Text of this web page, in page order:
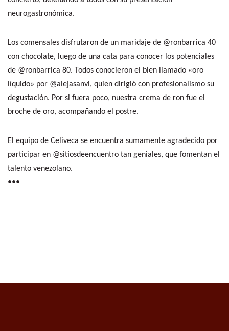
neurogastronómica.
Los comensales disfrutaron de un maridaje de @ronbarrica 40
con chocolate, luego de una cata para conocer los potenciales
de @ronbarrica 80. Todos conocieron el bien llamado «oro
líquido» por @alejasanvi, quien dirigió con profesionalismo su
degustación. Por si fuera poco, nuestra crema de ron fue el
broche de oro, acompañando el postre.
El equipo de Celiveca se encuentra sumamente agradecido por
participar en @sitiosdeencuentro tan geniales, que fomentan el
talento venezolano.
•••